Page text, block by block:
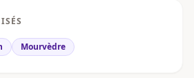
Mourvèdre